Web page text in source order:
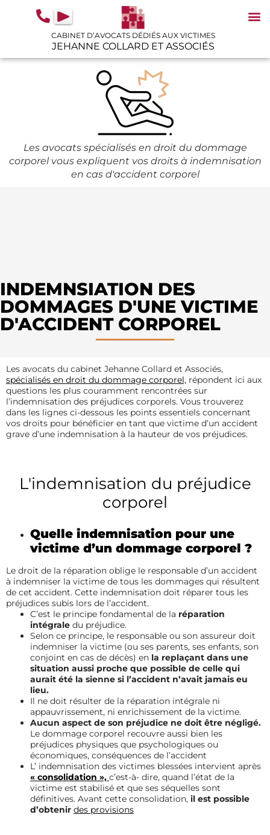
principal
CABINET D’AVOCATS DÉDIÉS AUX VICTIMES
JEHANNE COLLARD ET ASSOCIÉS
Les avocats spécialisés en droit du dommage
corporel vous expliquent vos droits à indemnisation
en cas d'accident corporel
INDEMNSIATION DES
DOMMAGES D'UNE VICTIME
D'ACCIDENT CORPOREL
Les avocats du cabinet Jehanne Collard et Associés,
spécialisés en droit du dommage corporel, répondent ici aux
questions les plus couramment rencontrées sur
l’indemnisation des préjudices corporels. Vous trouverez
dans les lignes ci-dessous les points essentiels concernant
vos droits pour bénéficier en tant que victime d’un accident
grave d’une indemnisation à la hauteur de vos préjudices.
L'indemnisation du préjudice
corporel
Quelle indemnisation pour une
victime d’un dommage corporel ?
Le droit de la réparation oblige le responsable d’un accident
à indemniser la victime de tous les dommages qui résultent
de cet accident. Cette indemnisation doit réparer tous les
préjudices subis lors de l’accident.
C’est le principe fondamental de la réparation
intégrale du préjudice.
Selon ce principe, le responsable ou son assureur doit
indemniser la victime (ou ses parents, ses enfants, son
conjoint en cas de décès) en la replaçant dans une
situation aussi proche que possible de celle qui
aurait été la sienne si l’accident n’avait jamais eu
lieu.
Il ne doit résulter de la réparation intégrale ni
appauvrissement, ni enrichissement de la victime.
Aucun aspect de son préjudice ne doit être négligé.
Le dommage corporel recouvre aussi bien les
préjudices physiques que psychologiques ou
économiques, conséquences de l’accident
L’ indemnisation des victimes blessées intervient après
« consolidation », c’est-à- dire, quand l’état de la
victime est stabilisé et que ses séquelles sont
définitives. Avant cette consolidation, il est possible
d’obtenir des provisions